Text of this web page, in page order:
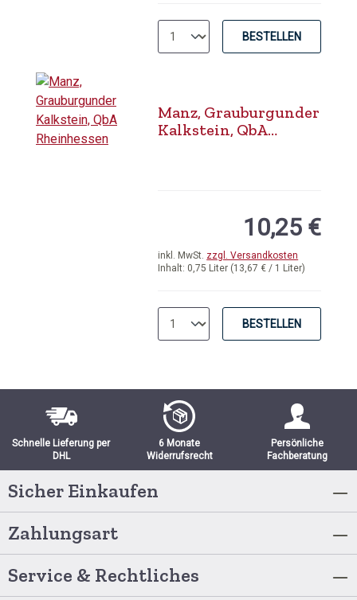
BESTELLEN
Manz, Grauburgunder
Kalkstein, QbA
Inhalt: 0,75 Liter (13,67 € / 1 Liter)
inkl. MwSt. zzgl. Versandkosten
10,25 €
BESTELLEN
Schnelle Lieferung per
DHL
6 Monate
Widerrufsrecht
Persönliche
Fachberatung
Sicher Einkaufen
Zahlungsart
Service & Rechtliches